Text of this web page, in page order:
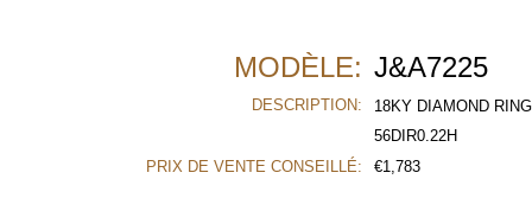
MODÈLE: J&A7225
DESCRIPTION:
18KY DIAMOND RING
56DIR0.22H
PRIX DE VENTE CONSEILLÉ:
€1,783